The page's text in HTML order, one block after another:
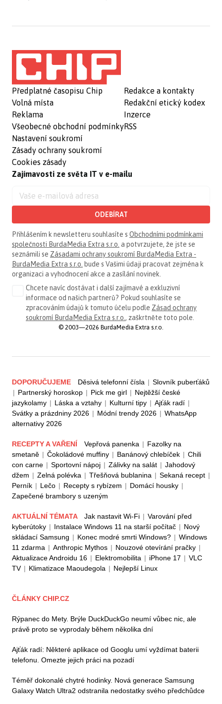
Předplatné časopisu Chip
Volná místa
Reklama
Všeobecné obchodní podmínky
Nastavení soukromí
Zásady ochrany soukromí
Cookies zásady
Redakce a kontakty
Redakční etický kodex
Inzerce
RSS
Zajímavosti ze světa IT v e-mailu
ODEBÍRAT
Přihlášením k newsletteru souhlasíte s Obchodními podmínkami
společnosti BurdaMedia Extra s.r.o. a potvrzujete, že jste se
seznámili se Zásadami ochrany soukromí BurdaMedia Extra -
BurdaMedia Extra s.r.o. bude s Vašimi údaji pracovat zejména k
organizaci a vyhodnocení akce a zasílání novinek.
Chcete navíc dostávat i další zajímavé a exkluzivní
informace od našich partnerů? Pokud souhlasíte se
zpracováním údajů k tomuto účelu podle Zásad ochrany
soukromí BurdaMedia Extra s.r.o. , zaškrtněte toto pole.
© 2003—2026 BurdaMedia Extra s.r.o.
DOPORUČUJEME Děsivá telefonní čísla | Slovník puberťáků
| Partnerský horoskop | Pick me girl | Nejtěžší české
jazykolamy | Láska a vztahy | Kulturní tipy | Ajťák radí |
Svátky a prázdniny 2026 | Módní trendy 2026 | WhatsApp
alternativy 2026
RECEPTY A VAŘENÍ Vepřová panenka | Fazolky na
smetaně | Čokoládové muffiny | Banánový chlebíček | Chili
con carne | Sportovní nápoj | Zálivky na salát | Jahodový
džem | Zelná polévka | Třešňová bublanina | Sekaná recept |
Perník | Lečo | Recepty s rybízem | Domácí housky |
Zapečené brambory s uzeným
AKTUÁLNÍ TÉMATA Jak nastavit Wi-Fi | Varování před
kyberútoky | Instalace Windows 11 na starší počítač | Nový
skládací Samsung | Konec modré smrti Windows? | Windows
11 zdarma | Anthropic Mythos | Nouzové otevírání pračky |
Aktualizace Androidu 16 | Elektromobilita | iPhone 17 | VLC
TV | Klimatizace Maoudegola | Nejlepší Linux
ČLÁNKY CHIP.CZ
Rýpanec do Mety. Brýle DuckDuckGo neumí vůbec nic, ale
právě proto se vyprodaly během několika dní
Ajťák radí: Některé aplikace od Googlu umí vyždímat baterii
telefonu. Omezte jejich práci na pozadí
Téměř dokonalé chytré hodinky. Nová generace Samsung
Galaxy Watch Ultra2 odstranila nedostatky svého předchůdce